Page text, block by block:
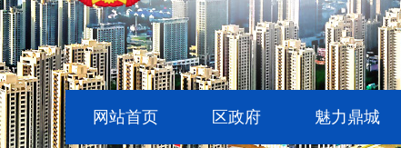
网站首页 区政府 魅力鼎城